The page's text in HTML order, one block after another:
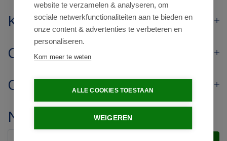
Klantenservice
Contact
Openingstijden
Nieuwsbrief
website te verzamelen & analyseren, om
sociale netwerkfunctionaliteiten aan te bieden en
onze content & advertenties te verbeteren en
personaliseren.
Kom meer te weten
ALLE COOKIES TOESTAAN
WEIGEREN